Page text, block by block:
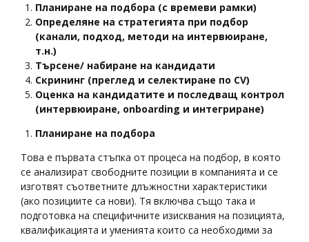
Планиране на подбора (с времеви рамки)
Определяне на стратегията при подбор
(канали, подход, методи на интервюиране,
т.н.)
Търсене/ набиране на кандидати
Скрининг (преглед и селектиране по CV)
Оценка на кандидатите и последващ контрол
(интервюиране, onboarding и интегриране)
Планиране на подбора
Това е първата стъпка от процеса на подбор, в която
се анализират свободните позиции в компанията и се
изготвят съответните длъжностни характеристики
(ако позициите са нови). Тя включва също така и
подготовка на специфичните изисквания на позицията,
квалификацията и уменията които са необходими за